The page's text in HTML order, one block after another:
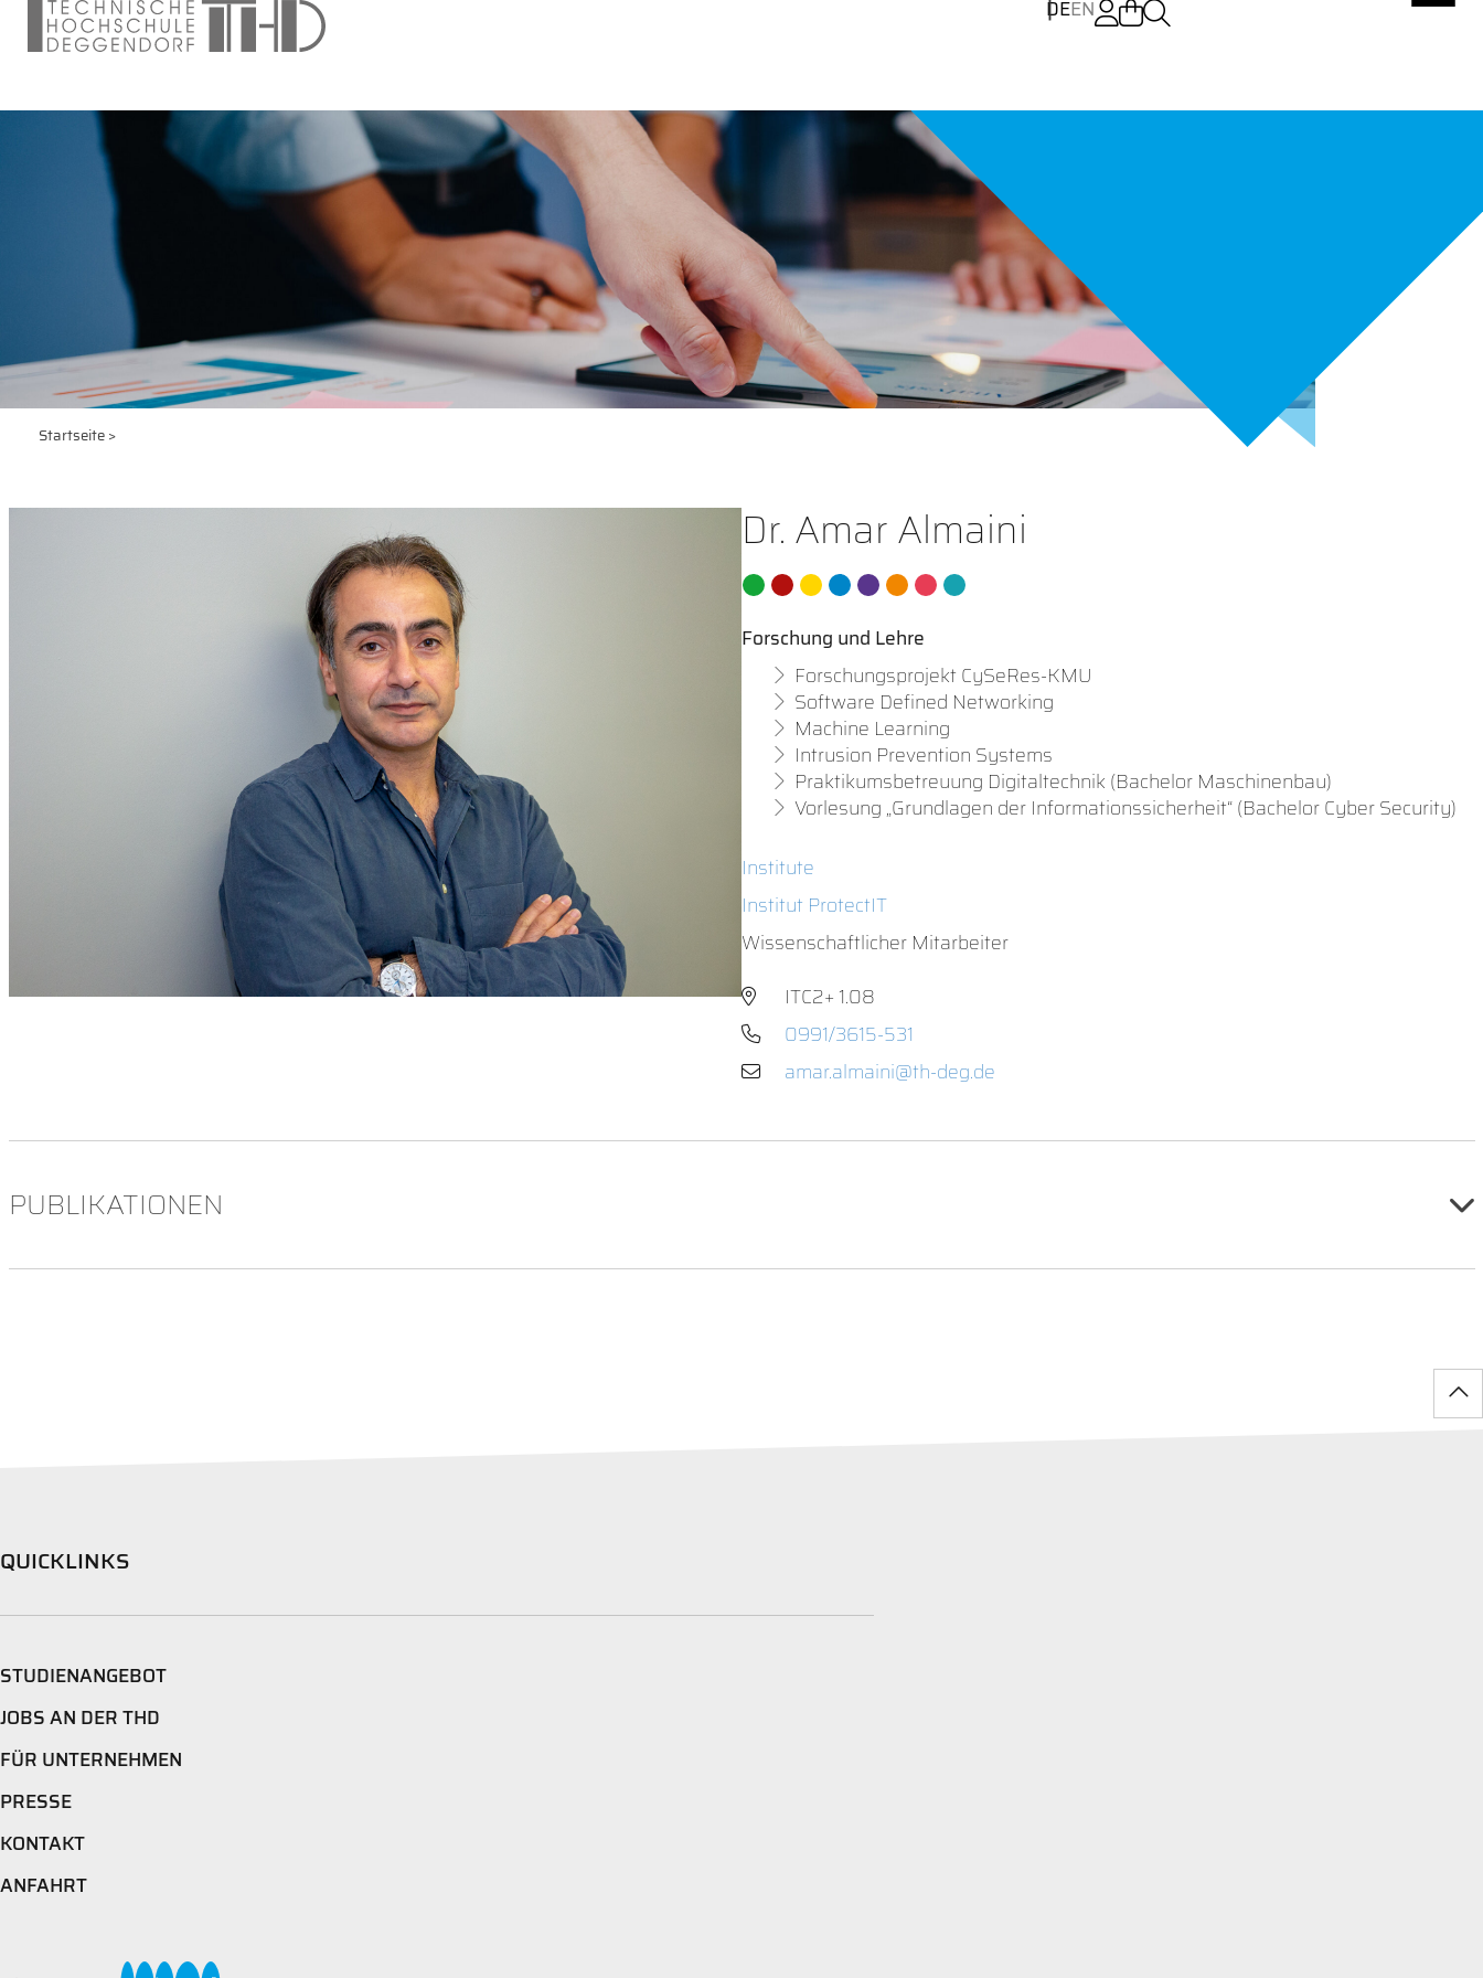
DEEN
Startseite>
Dr. Amar Almaini
Forschung und Lehre
Forschungsprojekt CySeRes-KMU
Software Defined Networking
Machine Learning
Intrusion Prevention Systems
Praktikumsbetreuung Digitaltechnik (Bachelor Maschinenbau)
Vorlesung „Grundlagen der Informationssicherheit“ (Bachelor Cyber Security)
Institute
Institut ProtectIT
Wissenschaftlicher Mitarbeiter
ITC2+ 1.08
0991/3615-531
PUBLIKATIONEN
QUICKLINKS
STUDIENANGEBOT
JOBS AN DER THD
FÜR UNTERNEHMEN
PRESSE
KONTAKT
ANFAHRT